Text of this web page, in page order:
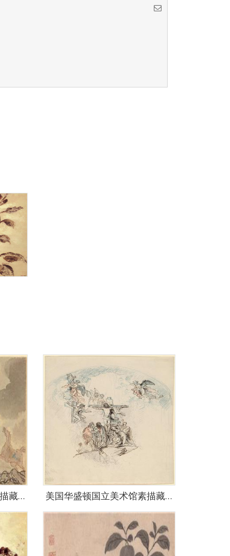
美国华盛顿国立美术馆素描藏画-3312 美国华盛顿国立美术馆素描藏画-3678